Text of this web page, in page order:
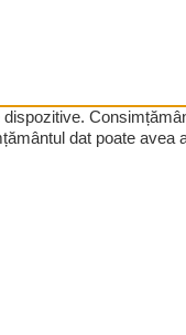
dat poate avea